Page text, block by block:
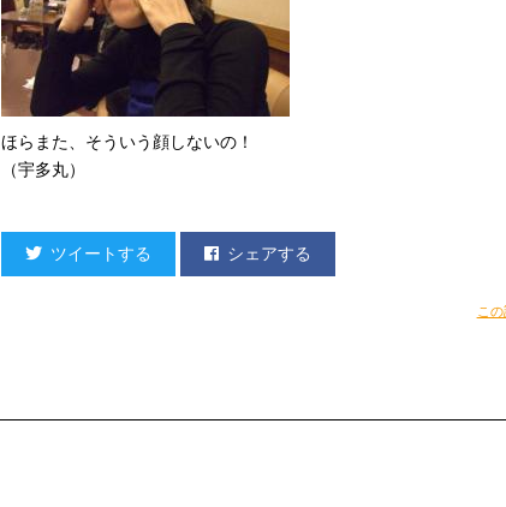
ほらまた、そういう顔しないの！
（宇多丸）
ツイートする シェアする
こ